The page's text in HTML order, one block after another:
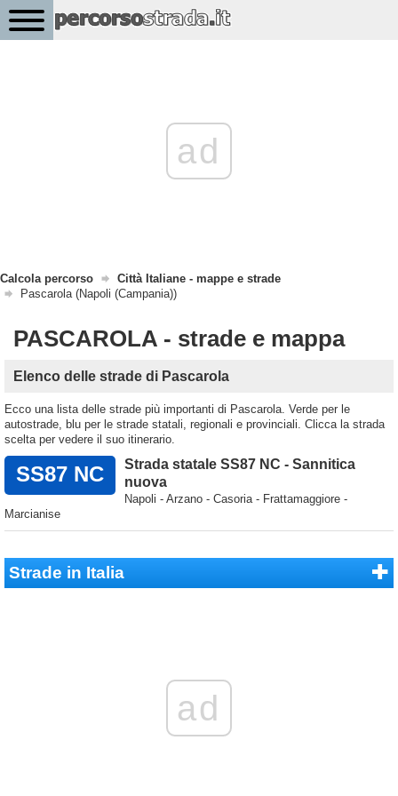
ad
Calcola percorso
Città Italiane - mappe e strade
Pascarola (Napoli (Campania))
PASCAROLA - strade e mappa
Elenco delle strade di Pascarola
Ecco una lista delle strade più importanti di Pascarola. Verde per le
autostrade, blu per le strade statali, regionali e provinciali. Clicca la strada
scelta per vedere il suo itinerario.
SS87 NC
Strada statale SS87 NC - Sannitica
nuova
Napoli - Arzano - Casoria - Frattamaggiore -
Marcianise
Strade in Italia
ad